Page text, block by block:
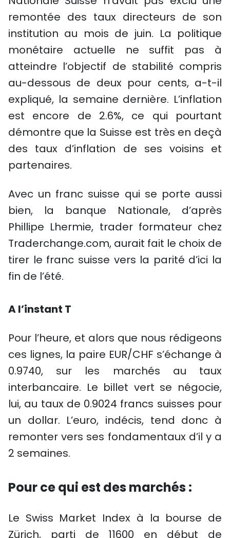
remontée des taux directeurs de son
institution au mois de juin. La politique
monétaire actuelle ne suffit pas à
atteindre l’objectif de stabilité compris
au-dessous de deux pour cents, a-t-il
expliqué, la semaine dernière. L’inflation
est encore de 2.6%, ce qui pourtant
démontre que la Suisse est très en deçà
des taux d’inflation de ses voisins et
partenaires.
Avec un franc suisse qui se porte aussi
bien, la banque Nationale, d’après
Phillipe Lhermie, trader formateur chez
Traderchange.com, aurait fait le choix de
tirer le franc suisse vers la parité d’ici la
fin de l’été.
A l’instant T
Pour l’heure, et alors que nous rédigeons
ces lignes, la paire EUR/CHF s’échange à
0.9740, sur les marchés au taux
interbancaire. Le billet vert se négocie,
lui, au taux de 0.9024 francs suisses pour
un dollar. L’euro, indécis, tend donc à
remonter vers ses fondamentaux d’il y a
2 semaines.
Pour ce qui est des marchés :
Le Swiss Market Index à la bourse de
Zürich, parti de 11600 en début de